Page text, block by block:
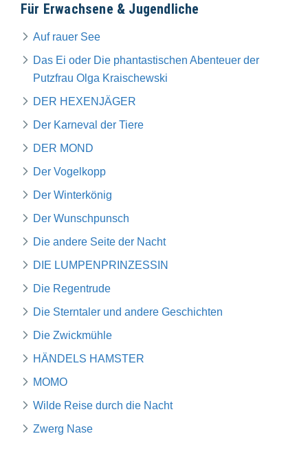
Für Erwachsene & Jugendliche
Auf rauer See
Das Ei oder Die phantastischen Abenteuer der
Putzfrau Olga Kraischewski
DER HEXENJÄGER
Der Karneval der Tiere
DER MOND
Der Vogelkopp
Der Winterkönig
Der Wunschpunsch
Die andere Seite der Nacht
DIE LUMPENPRINZESSIN
Die Regentrude
Die Sterntaler und andere Geschichten
Die Zwickmühle
HÄNDELS HAMSTER
MOMO
Wilde Reise durch die Nacht
Zwerg Nase